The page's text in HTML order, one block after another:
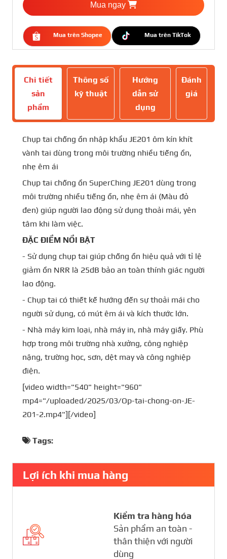
Mua ngay
Mua trên Shopee Mua trên TikTok
Chi tiết
sản
phẩm
Thông số
kỹ thuật
Hướng
dẫn sử
dụng
Đánh
giá
Chụp tai chống ồn nhập khẩu JE201 ôm kín khít
vành tai dùng trong môi trường nhiều tiếng ồn,
nhẹ êm ái
Chụp tai chống ồn SuperChing JE201 dùng trong
môi trường nhiều tiếng ồn, nhẹ êm ái (Màu đỏ
đen) giúp người lao động sử dụng thoải mái, yên
tâm khi làm việc.
ĐẶC ĐIỂM NỔI BẬT
- Sử dụng chụp tai giúp chống ồn hiệu quả với tỉ lệ
giảm ồn NRR là 25dB bảo an toàn thính giác người
lao động.
- Chụp tai có thiết kế hướng đến sự thoải mái cho
người sử dụng, có mút êm ái và kích thước lớn.
- Nhà máy kim loại, nhà máy in, nhà máy giấy. Phù
hợp trong môi trường nhà xưởng, công nghiệp
nặng, trường học, sơn, dệt may và công nghiệp
điện.
[video width="540" height="960"
mp4="/uploaded/2025/03/Op-tai-chong-on-JE-
201-2.mp4"][/video]
Tags:
Lợi ích khi mua hàng
Kiểm tra hàng hóa
Sản phẩm an toàn -
thân thiện với người
dùng